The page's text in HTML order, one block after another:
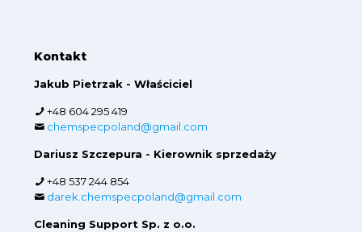
Kontakt
Jakub Pietrzak - Właściciel
+48 604 295 419
chemspecpoland@gmail.com
Dariusz Szczepura - Kierownik sprzedaży
+48 537 244 854
darek.chemspecpoland@gmail.com
Cleaning Support Sp. z o.o.